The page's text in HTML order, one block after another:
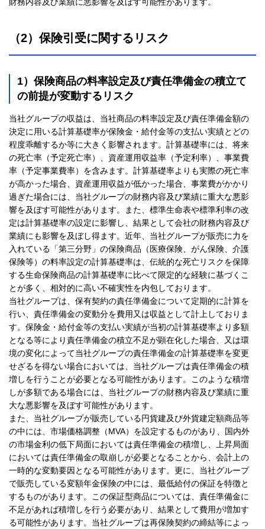
（2）保険引受に関するリスク
1）保険商品の料率設定及び責任準備金の積立て
の前提が変動するリスク
当社グループの収益は、当社商品の料率設定及び責任準備金額の
決定に用いる計算基礎率が保険金・給付金等の支払い実績とどの
程度乖離するか等に大きく影響されます。計算基礎率には、将来
の死亡率（予定死亡率）、資産運用収益率（予定利率）、事業費
率（予定事業費率）を含みます。計算基礎率よりも実際の死亡率
が高かった場合、資産運用収益が低かった場合、事業費がかかり
過ぎた場合には、当社グループの財務内容及び業績に重大な悪影
響を及ぼす可能性があります。また、標準生命表や標準利率の改
定は計算基礎率の設定に影響し、結果として会社の財務内容及び
業績にも影響を及ぼし得ます。近年、当社グループが販売に力を
入れている「第三分野」の保険商品（医療保険、がん保険、介護
保険等）の料率設定の計算基礎率は、伝統的な死亡リスクを保障
する生命保険商品の計算基礎率に比べて限定的な経験に基づくこ
とが多く、相対的に高い不確実性を内包しております。
当社グループは、保有契約の責任準備金について定期的に計算を
行い、責任準備金の変動分を費用又は収益として計上しておりま
す。保険金・給付金等の支払い実績が当初の計算基礎率より多額
となる等により責任準備金の積立不足が顕在化した場合、又は環
境の変化によって当社グループの責任準備金の計算基礎率を変更
せざるを得ない場合においては、当社グループは責任準備金の積
増しを行うことが必要となる可能性があります。このような積増
しが多額である場合には、当社グループの財務内容及び業績に重
大な悪影響を及ぼす可能性があります。
また、当社グループが販売している円貨建及び外貨建定額商品等
の中には、市場価格調整（MVA）を設定するものがあり、国内外
の市場金利の低下局面においては責任準備金の積増し、上昇局面
においては責任準備金の取崩しが必要となることから、会計上の
一時的な変動要因となる可能性があります。更に、当社グループ
で販売している変額年金保険の中には、最低給付の保証を特徴と
するものがあります。この保証型商品については、責任準備金に
不足があれば積増しを行う必要があり、結果として費用が増加す
る可能性があります。当社グループは再保険契約の締結等によっ